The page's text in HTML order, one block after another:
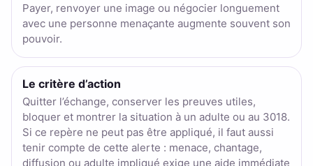
Payer, renvoyer une image ou négocier longuement
avec une personne menaçante augmente souvent son
pouvoir.
Le critère d’action
Quitter l’échange, conserver les preuves utiles,
bloquer et montrer la situation à un adulte ou au 3018.
Si ce repère ne peut pas être appliqué, il faut aussi
tenir compte de cette alerte : menace, chantage,
diffusion ou adulte impliqué exige une aide immédiate